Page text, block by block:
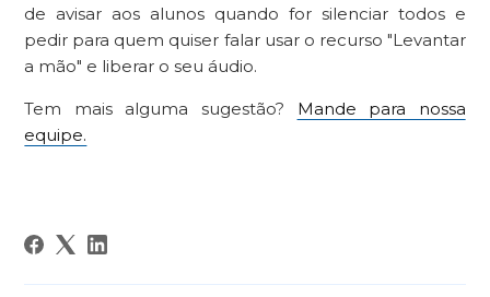
de avisar aos alunos quando for silenciar todos e
pedir para quem quiser falar usar o recurso "Levantar
a mão" e liberar o seu áudio.
Tem mais alguma sugestão? Mande para nossa
equipe.